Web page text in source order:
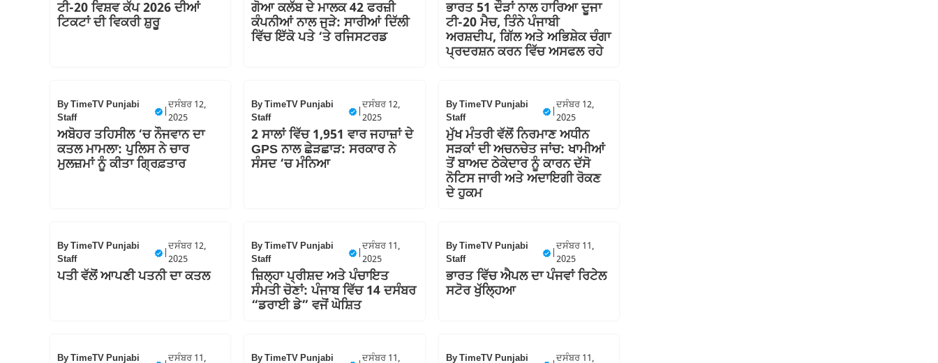
ਟੀ-20 ਵਿਸ਼ਵ ਕੱਪ 2026 ਦੀਆਂ
ਟਿਕਟਾਂ ਦੀ ਵਿਕਰੀ ਸ਼ੁਰੂ
ਗੋਆ ਕਲੱਬ ਦੇ ਮਾਲਕ 42 ਫਰਜ਼ੀ
ਕੰਪਨੀਆਂ ਨਾਲ ਜੁੜੇ: ਸਾਰੀਆਂ ਦਿੱਲੀ
ਵਿੱਚ ਇੱਕੋ ਪਤੇ ‘ਤੇ ਰਜਿਸਟਰਡ
ਭਾਰਤ 51 ਦੌੜਾਂ ਨਾਲ ਹਾਰਿਆ ਦੂਜਾ
ਟੀ-20 ਮੈਚ, ਤਿੰਨੇ ਪੰਜਾਬੀ
ਅਰਸ਼ਦੀਪ, ਗਿੱਲ ਅਤੇ ਅਭਿਸ਼ੇਕ ਚੰਗਾ
ਪ੍ਰਦਰਸ਼ਨ ਕਰਨ ਵਿੱਚ ਅਸਫਲ ਰਹੇ
ByTimeTV Punjabi
Staff
|
ਦਸੰਬਰ 12,
2025
ਅਬੋਹਰ ਤਹਿਸੀਲ ‘ਚ ਨੌਜਵਾਨ ਦਾ
ਕਤਲ ਮਾਮਲਾ: ਪੁਲਿਸ ਨੇ ਚਾਰ
ਮੁਲਜ਼ਮਾਂ ਨੂੰ ਕੀਤਾ ਗ੍ਰਿਫ਼ਤਾਰ
ByTimeTV Punjabi
Staff
ਦਸੰਬਰ 12,
2025
2 ਸਾਲਾਂ ਵਿੱਚ 1,951 ਵਾਰ ਜਹਾਜ਼ਾਂ ਦੇ
GPS ਨਾਲ ਛੇੜਛਾੜ: ਸਰਕਾਰ ਨੇ
ਸੰਸਦ ‘ਚ ਮੰਨਿਆ
ByTimeTV Punjabi
Staff
ਦਸੰਬਰ 12,
2025
ਮੁੱਖ ਮੰਤਰੀ ਵੱਲੋਂ ਨਿਰਮਾਣ ਅਧੀਨ
ਸੜਕਾਂ ਦੀ ਅਚਨਚੇਤ ਜਾਂਚ: ਖਾਮੀਆਂ
ਤੋਂ ਬਾਅਦ ਠੇਕੇਦਾਰ ਨੂੰ ਕਾਰਨ ਦੱਸੋ
ਨੋਟਿਸ ਜਾਰੀ ਅਤੇ ਅਦਾਇਗੀ ਰੋਕਣ
ਦੇ ਹੁਕਮ
ByTimeTV Punjabi
Staff
|
ਦਸੰਬਰ 12,
2025
ਪਤੀ ਵੱਲੋਂ ਆਪਣੀ ਪਤਨੀ ਦਾ ਕਤਲ
ByTimeTV Punjabi
Staff
ਦਸੰਬਰ 11,
2025
ਜ਼ਿਲ੍ਹਾ ਪ੍ਰੀਸ਼ਦ ਅਤੇ ਪੰਚਾਇਤ
ਸੰਮਤੀ ਚੋਣਾਂ: ਪੰਜਾਬ ਵਿੱਚ 14 ਦਸੰਬਰ
“ਡਰਾਈ ਡੇ” ਵਜੋਂ ਘੋਸ਼ਿਤ
ByTimeTV Punjabi
Staff
ਦਸੰਬਰ 11,
2025
ਭਾਰਤ ਵਿੱਚ ਐਪਲ ਦਾ ਪੰਜਵਾਂ ਰਿਟੇਲ
ਸਟੋਰ ਖੁੱਲ੍ਹਿਆ
ByTimeTV Punjabi ਦਸੰਬਰ 11, ByTimeTV Punjabi ਦਸੰਬਰ 11, ByTimeTV Punjabi ਦਸੰਬਰ 11,